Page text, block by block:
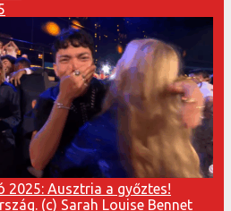
2025: Ausztria a győztes!